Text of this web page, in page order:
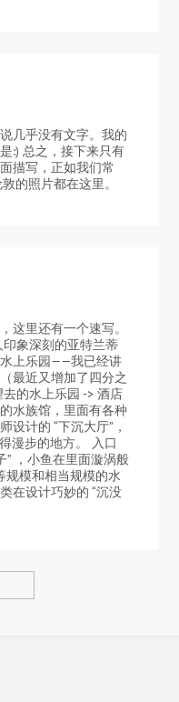
几乎没有文字。我的
:) 总之，接下来只有
描写，正如我们常
的照片都在这里。
这里还有一个速写。
象深刻的亚特兰蒂
上乐园——我已经讲
最近又增加了四分之
的水上乐园 -> 酒店
水族馆，里面有各种
设计的 “下沉大厅”，
漫步的地方。 入口
” ，小鱼在里面漩涡般
规模和相当规模的水
在设计巧妙的 “沉没